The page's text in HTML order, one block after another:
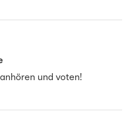
und voten!